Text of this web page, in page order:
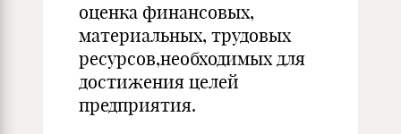
оценка финансовых,
материальных, трудовых
ресурсов,необходимых для
достижения целей
предприятия.